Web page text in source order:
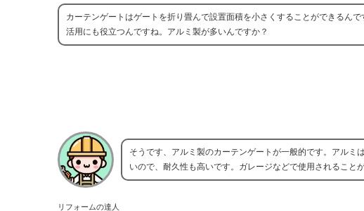
カーテンゲートはゲートを折り畳んで設置面積を小さくすることができるん
活用にも役立つんですね。アルミ製が多いんですか？
リフォームの達人
そうです、アルミ製のカーテンゲートが一般的です。アルミ
いので、耐久性も高いです。ガレージなどで使用されること